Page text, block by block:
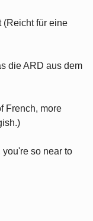
(Reicht für eine
die ARD aus dem
French, more
you're so near to